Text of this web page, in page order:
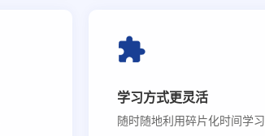
学习方式更灵活
随时随地利用碎片化时间学习